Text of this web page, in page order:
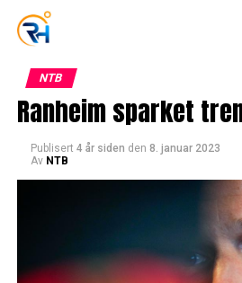
NTB
Ranheim sparket
Publisert 4 år siden den 8. januar 2023
Av NTB